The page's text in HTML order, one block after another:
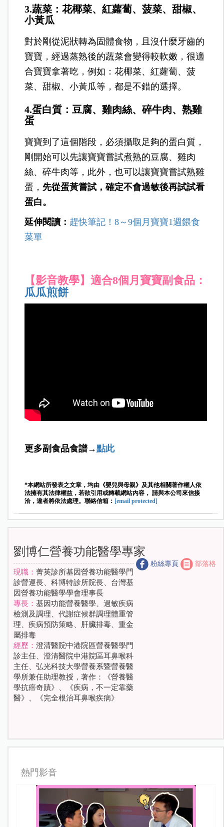
3.蔬菜：花椰菜、紅蘿蔔、菠菜、甜椒、
小黃瓜
對於剛從泥狀轉為固體食物，且沒什麼牙齒的
寶寶，經過蒸熟後的蔬菜會變得較軟嫩，很適
合寶寶拿著吃，例如：花椰菜、紅蘿蔔、菠
菜、甜椒、小黃瓜等，都是不錯的選擇。
4.蛋白質：豆腐、雞肉絲、碎牛肉、熟雞
蛋
寶寶到了這個階段，必須攝取足夠的蛋白質，
剛開始可以先讓寶寶嘗試煮熟的豆腐、雞肉
絲、碎牛肉等，此外，也可以讓寶寶嘗試熟雞
蛋， 先從蛋黃嘗試，確定不會過敏後再試試看
蛋白。
延伸閱讀： 趕快筆記！8～9個月寶寶1週餵食
菜單
【影音教學】適合8個月寶寶副食品：
瓜瓜煎餅
更多副食品食譜→點此
*本網站所發表之文章，均由《嬰兒與母親》及其他相關著作權人依
法擁有其法律權益，若欲引用或轉載網站內容， 請與本公司來信接
洽，違者將依法處理。聯絡信箱： [email protected]
劉博仁營養功能醫學專家
粉絲專頁 部落格
現職： 菁英診所基因營養功能醫學門
診營運長、科博特診所院長、台灣基
因營養功能醫學學會理事長
專長： 基因功能營養醫學、過敏疾病
檢測及調理、代謝症候群調理體重管
理、疾病預防策略、肝臟排毒、重金
屬排毒
經歷： 澄清醫院中港院區營養醫學門
診主任、澄清醫院中港院區耳鼻喉科
主任、弘光科技大學營養系暨營養醫
學所兼任助理教授，著作：《營養醫
學抗癌奇蹟》、《疾病，不一定靠藥
醫》、《完全根治耳鼻喉疾病》
熱門影音